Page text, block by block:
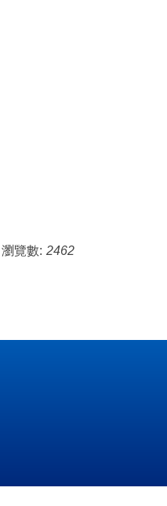
瀏覽數: 2462